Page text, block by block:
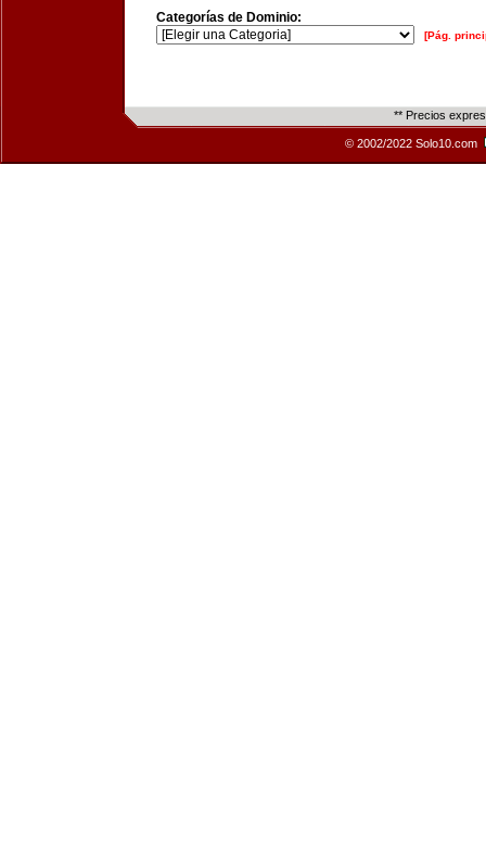
Categorías de Dominio:
[Pág.
** Precios
© 2002/2022 Solo10.com